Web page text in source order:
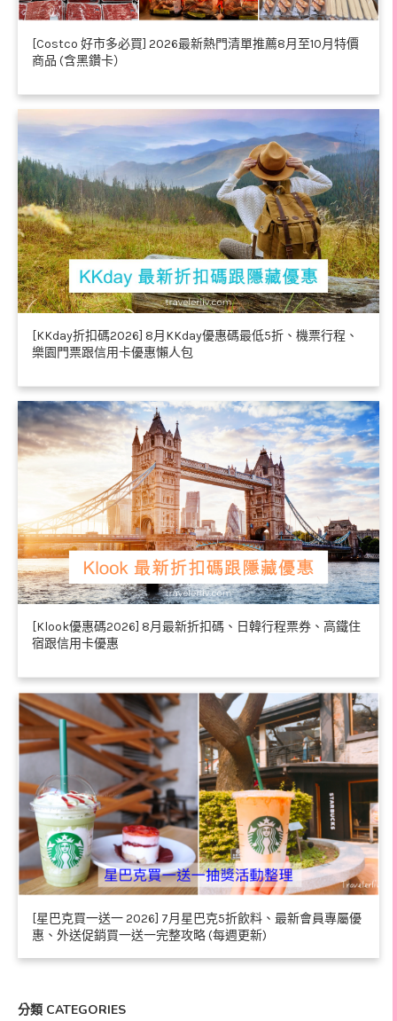
[Costco 好市多必買] 2026最新熱門清單推薦8月至10月特價
商品 (含黑鑽卡）
[KKday折扣碼2026] 8月KKday優惠碼最低5折、機票行程、
樂園門票跟信用卡優惠懶人包
[Klook優惠碼2026] 8月最新折扣碼、日韓行程票券、高鐵住
宿跟信用卡優惠
[星巴克買一送一 2026] 7月星巴克5折飲料、最新會員專屬優
惠、外送促銷買一送一完整攻略 (每週更新)
分類 CATEGORIES